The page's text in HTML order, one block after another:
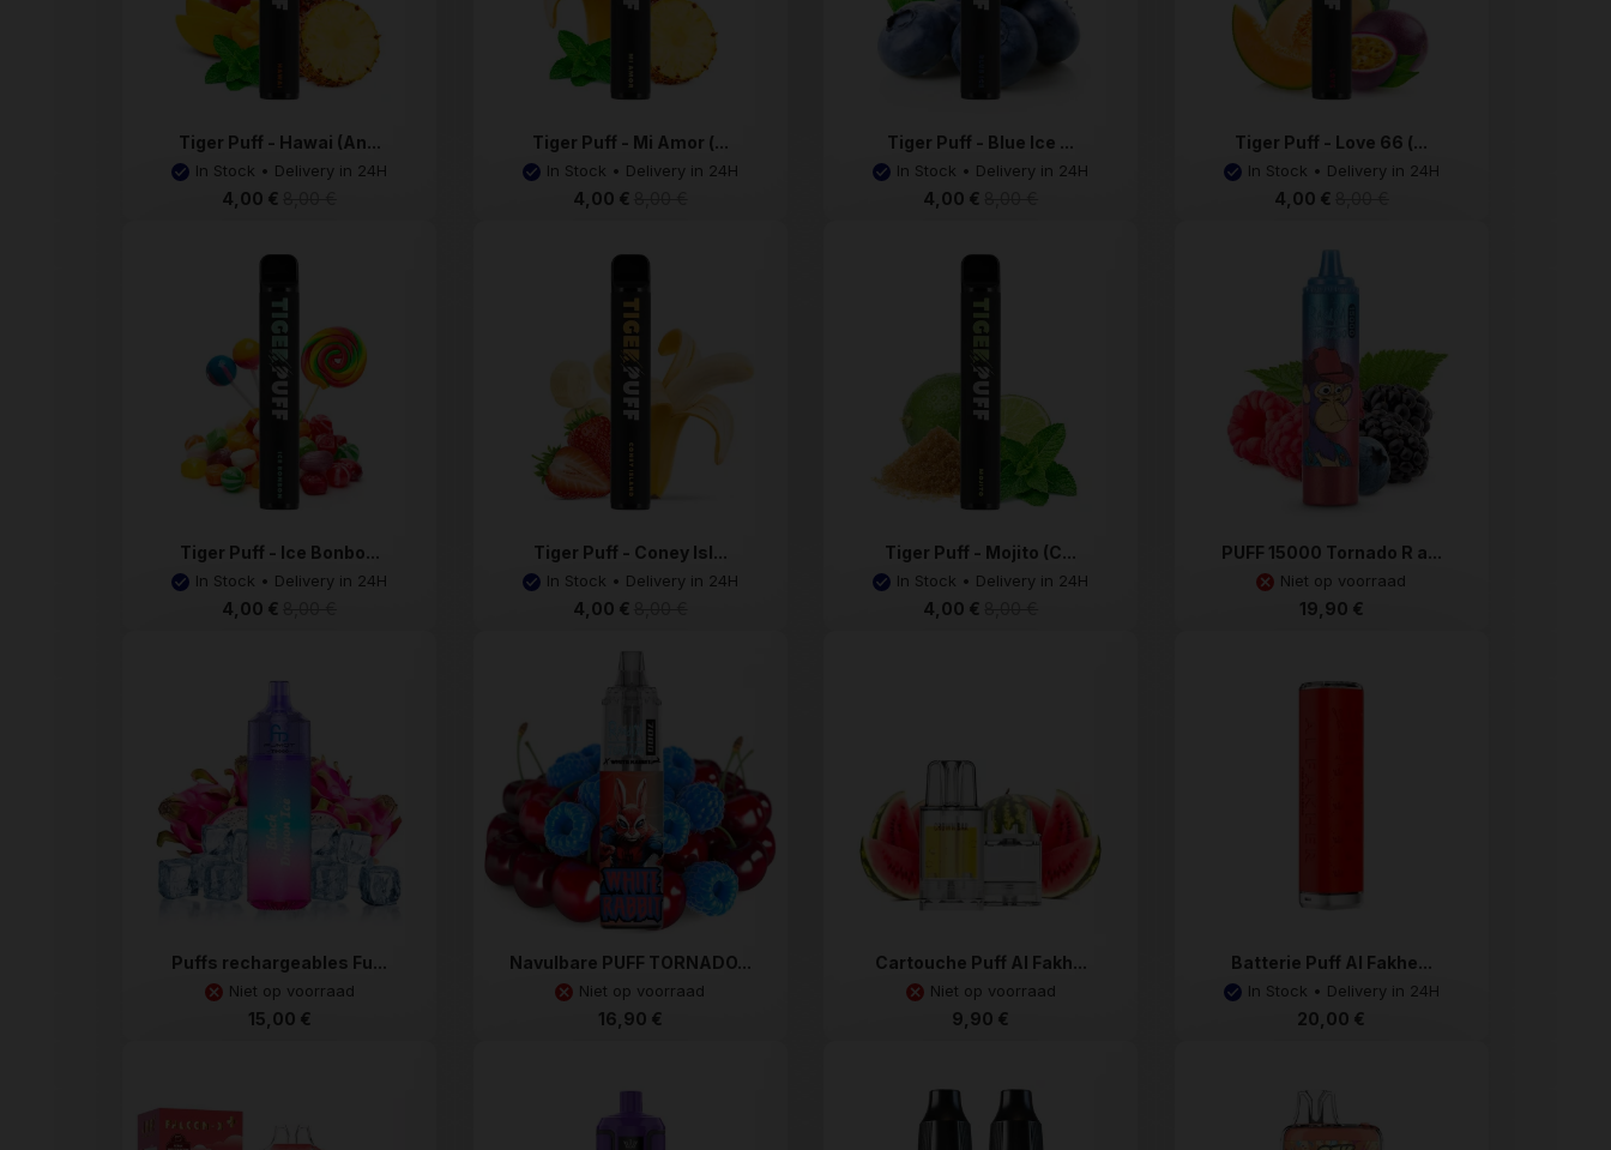
Tiger Puff - Hawai (An...
In Stock • Delivery in 24H
4,00 €
Tiger Puff - Mi Amor (...
In Stock • Delivery in 24H
4,00 €
Tiger Puff - Blue Ice ...
In Stock • Delivery in 24H
4,00 €
Tiger Puff - Love 66 (...
In Stock • Delivery in 24H
4,00 €
Tiger Puff - Ice Bonbo...
In Stock • Delivery in 24H
4,00 €
Tiger Puff - Coney Isl...
In Stock • Delivery in 24H
4,00 €
Tiger Puff - Mojito (C...
In Stock • Delivery in 24H
4,00 €
PUFF 15000 Tornado R a...
Niet op voorraad
19,90 €
Puffs rechargeables Fu...
Niet op voorraad
15,00 €
Navulbare PUFF TORNADO...
Niet op voorraad
16,90 €
Cartouche Puff Al Fakh...
Niet op voorraad
9,90 €
Batterie Puff Al Fakhe...
In Stock • Delivery in 24H
20,00 €